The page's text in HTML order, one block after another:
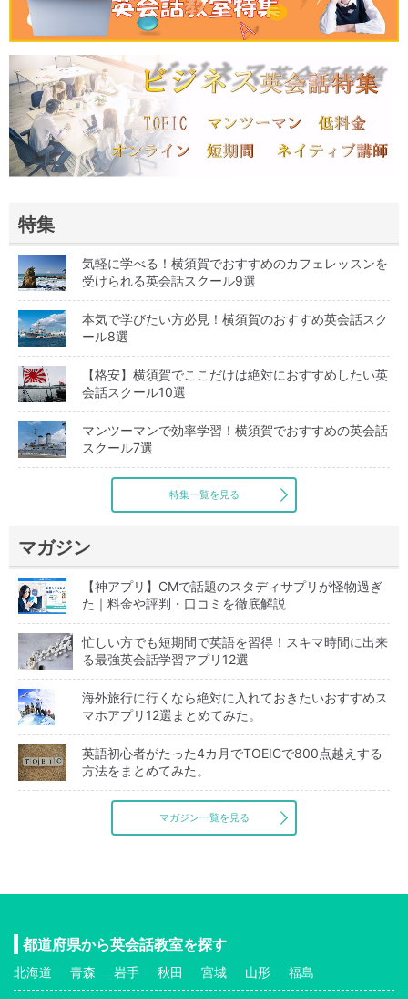
特集
気軽に学べる！横須賀でおすすめのカフェレッスンを
受けられる英会話スクール9選
本気で学びたい方必見！横須賀のおすすめ英会話スク
ール8選
【格安】横須賀でここだけは絶対におすすめしたい英
会話スクール10選
マンツーマンで効率学習！横須賀でおすすめの英会話
スクール7選
特集一覧を見る
マガジン
【神アプリ】CMで話題のスタディサプリが怪物過ぎ
た｜料金や評判・口コミを徹底解説
忙しい方でも短期間で英語を習得！スキマ時間に出来
る最強英会話学習アプリ12選
海外旅行に行くなら絶対に入れておきたいおすすめス
マホアプリ12選まとめてみた。
英語初心者がたった4カ月でTOEICで800点越えする
方法をまとめてみた。
マガジン一覧を見る
都道府県から英会話教室を探す
北海道 青森 岩手 秋田 宮城 山形 福島